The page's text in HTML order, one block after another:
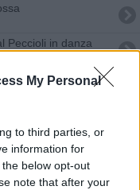
My Personal
to third parties, or
information for
below opt-out
note that after your
Peccioli in danza
T. Rodriguez
dalla polizia
si chiude in